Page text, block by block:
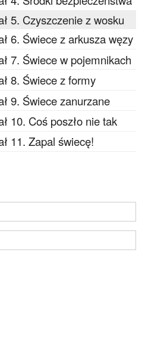
5. Czyszczenie z wosku
6. Świece z arkusza węzy
7. Świece w pojemnikach
8. Świece z formy
9. Świece zanurzane
10. Coś poszło nie tak
11. Zapal świecę!